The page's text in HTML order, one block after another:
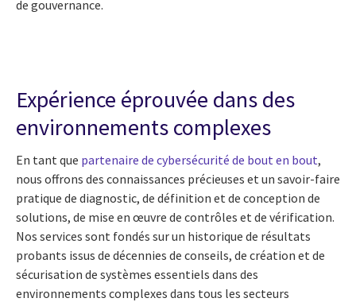
de gouvernance.
Expérience éprouvée dans des
environnements complexes
En tant que partenaire de cybersécurité de bout en bout,
nous offrons des connaissances précieuses et un savoir-faire
pratique de diagnostic, de définition et de conception de
solutions, de mise en œuvre de contrôles et de vérification.
Nos services sont fondés sur un historique de résultats
probants issus de décennies de conseils, de création et de
sécurisation de systèmes essentiels dans des
environnements complexes dans tous les secteurs